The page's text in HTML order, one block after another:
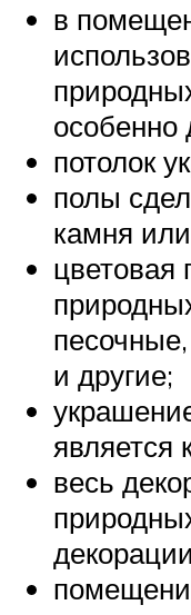
в
особенно
потолок
полы
камня
цветовая
и другие;
является
весь